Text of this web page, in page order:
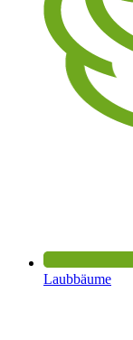
Laubbäume